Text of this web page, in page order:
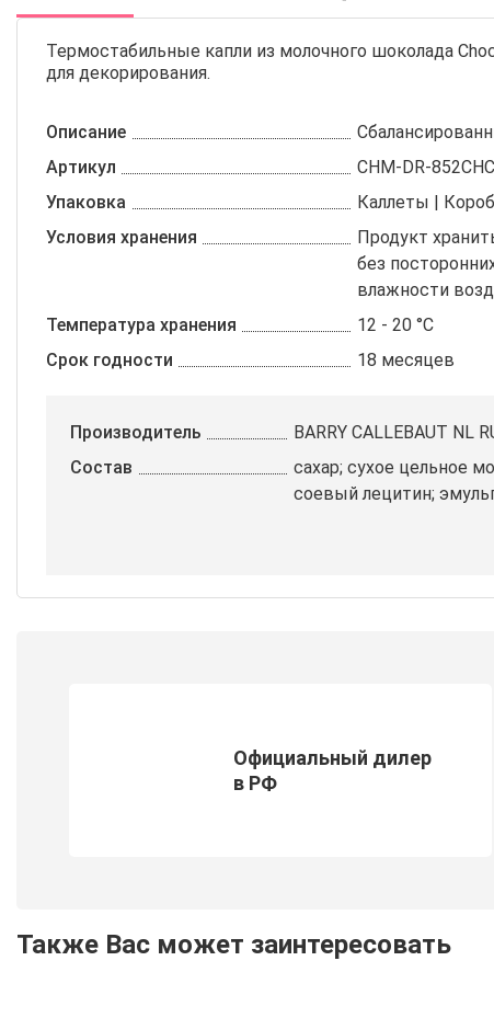
Термостабильные капли из молочного шоколада
для декорирования.
Описание
Артикул
CHM-DR-
Упаковка
Каллеты |
Условия хранения
Продукт
без
влажности
Температура хранения
12 - 20 °C
Срок годности
18 месяцев
Производитель
BARRY CALLEBAUT NL
Состав
сахар; сухое цельное
соевый лецитин;
Официальный дилер
в РФ
Также Вас может заинтересовать